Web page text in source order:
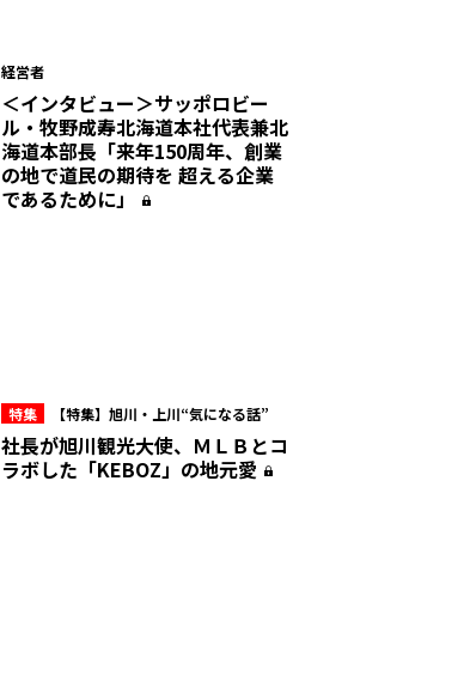
経営者
＜インタビュー＞サッポロビー
ル・牧野成寿北海道本社代表兼北
海道本部長「来年150周年、創業
の地で道民の期待を 超える企業
であるために」
特集 【特集】旭川・上川“気になる話”
社長が旭川観光大使、ＭＬＢとコ
ラボした「KEBOZ」の地元愛